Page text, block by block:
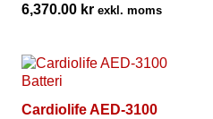
6,370.00 kr exkl. moms
Cardiolife AED-3100